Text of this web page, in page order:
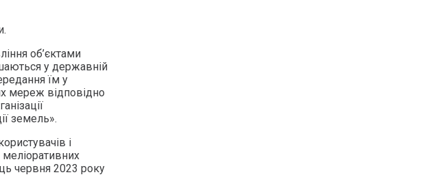
об’єктами
у державній
їм у
мереж відповідно
земель».
і
меліоративних
червня 2023 року